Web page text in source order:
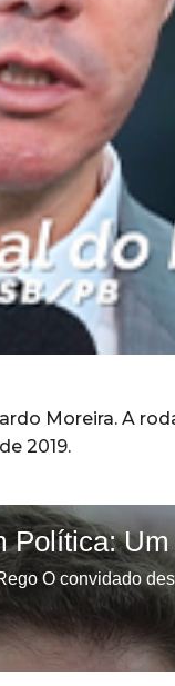
Moreira. A
2019.